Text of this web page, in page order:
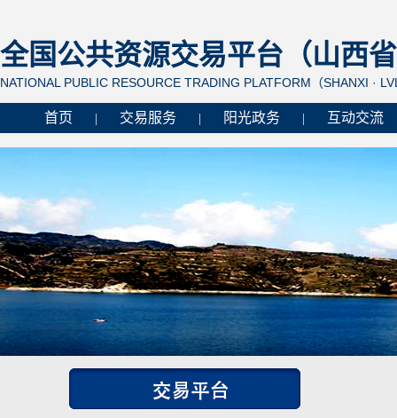
全国公共资源交易平台（山西
NATIONAL PUBLIC RESOURCE TRADING PLATFORM（SHANXI ·
首页 交易服务 阳光政务 互动交流